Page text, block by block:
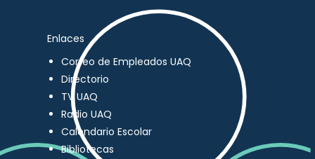
Enlaces
Correo de Empleados UAQ
Directorio
TV UAQ
Radio UAQ
Calendario Escolar
Bibliotecas